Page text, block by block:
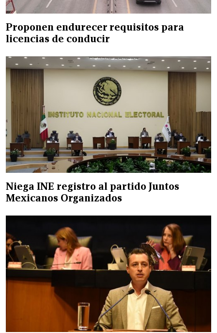
Proponen endurecer requisitos para
licencias de conducir
Niega INE registro al partido Juntos
Mexicanos Organizados